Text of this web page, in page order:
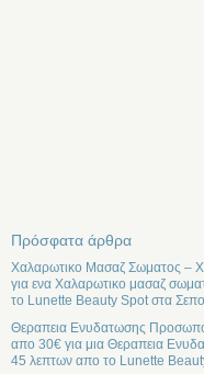
Πρόσφατα άρθρα
Χαλαρωτικο Μασαζ Σωματος –
για ενα Χαλαρωτικο μασαζ
το Lunette Beauty Spot στα
Θεραπεια Ενυδατωσης
απο 30€ για μια Θεραπεια
45 λεπτων απο το Lunette